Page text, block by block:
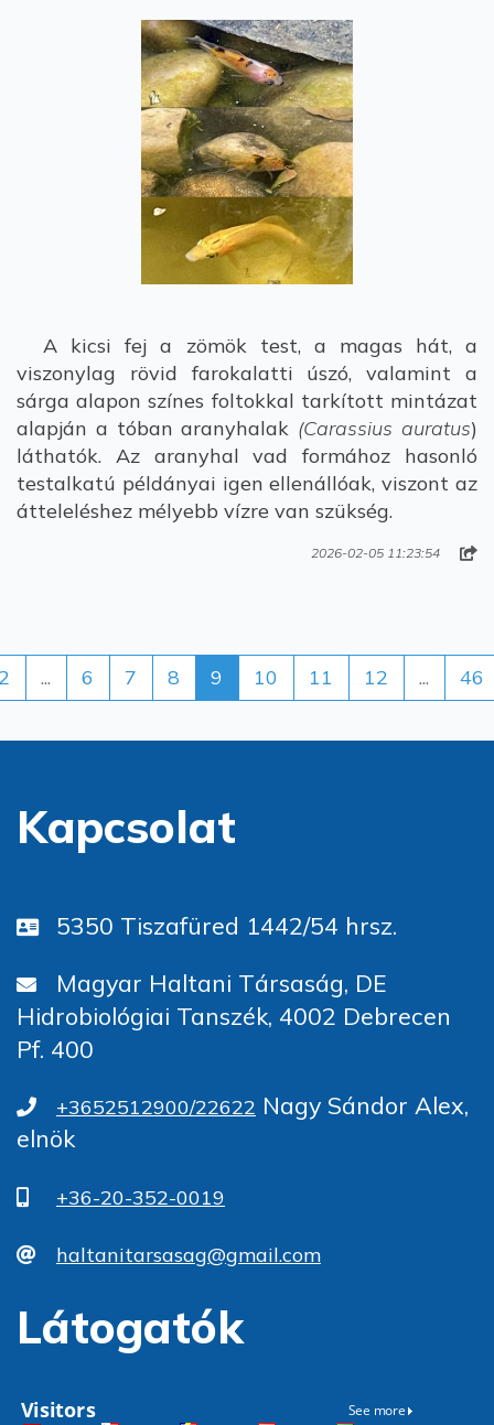
A kicsi fej a zömök test, a magas hát, a
viszonylag rövid farokalatti úszó, valamint a
sárga alapon színes foltokkal tarkított mintázat
alapján a tóban aranyhalak (Carassius auratus)
láthatók. Az aranyhal vad formához hasonló
testalkatú példányai igen ellenállóak, viszont az
átteleléshez mélyebb vízre van szükség.
2026-02-05 11:23:54
... 6 7 8 9 10 11 12 ... 46
Kapcsolat
5350 Tiszafüred 1442/54 hrsz.
Magyar Haltani Társaság, DE
Hidrobiológiai Tanszék, 4002 Debrecen
Pf. 400
+3652512900/22622 Nagy Sándor Alex,
elnök
+36-20-352-0019
haltanitarsasag@gmail.com
Látogatók